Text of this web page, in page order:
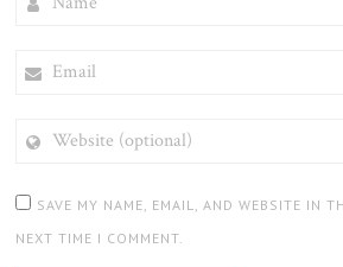
(OPTIONAL)
SAVE MY NAME, EMAIL, AND WEBSITE IN
NEXT TIME I COMMENT.